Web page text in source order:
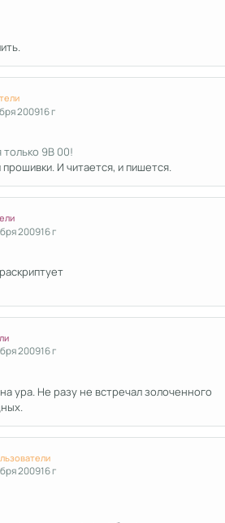
200916 г
только 9B 00!
И читается, и пишется.
200916 г
200916 г
ура. Не разу не встречал золоченного
200916 г